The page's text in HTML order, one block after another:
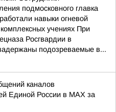
подмосковного главка
навыки огневой
учениях При
Росгвардии в
подозреваемые в...
каналов
Единой России в МАХ за